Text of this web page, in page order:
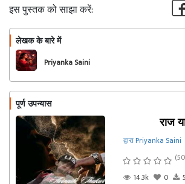
इस पुस्तक को साझा करें:
लेखक के बारे में
Priyanka Saini
पूर्ण उपन्यास
राज
द्वारा Priyanka Saini
14.3k
0